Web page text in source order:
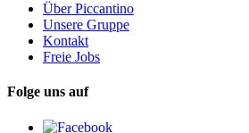
Über Piccantino
Unsere Gruppe
Kontakt
Freie Jobs
Folge uns auf